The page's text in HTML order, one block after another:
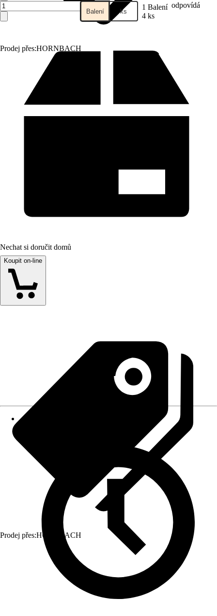
Prodej přes:HORNBACH
Balení ks 1 Balení odpovídá
4 ks
Nechat si doručit domů
Koupit on-line
Prodej přes:HORNBACH